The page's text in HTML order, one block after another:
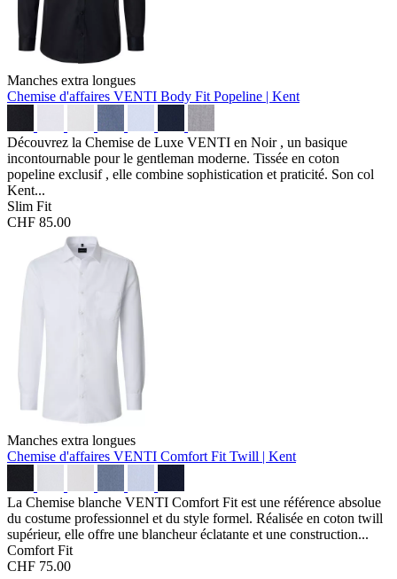
Manches extra longues
Chemise d'affaires VENTI Body Fit Popeline | Kent
Découvrez la Chemise de Luxe VENTI en Noir , un basique
incontournable pour le gentleman moderne. Tissée en coton
popeline exclusif , elle combine sophistication et praticité. Son col
Kent...
Slim Fit
CHF 85.00
Manches extra longues
Chemise d'affaires VENTI Comfort Fit Twill | Kent
La Chemise blanche VENTI Comfort Fit est une référence absolue
du costume professionnel et du style formel. Réalisée en coton twill
supérieur, elle offre une blancheur éclatante et une construction...
Comfort Fit
CHF 75.00